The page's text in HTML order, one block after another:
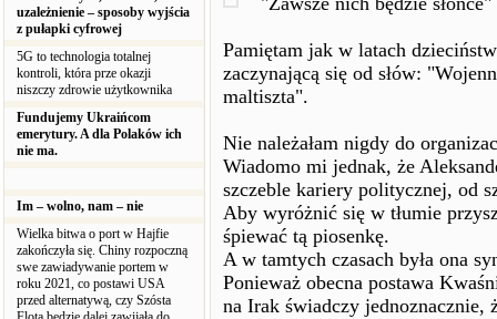
uzależnienie – sposoby wyjścia
z pułapki cyfrowej
5G to technologia totalnej
kontroli, która prze okazji
niszczy zdrowie użytkownika
Fundujemy Ukraińcom
emerytury. A dla Polaków ich
nie ma.
Im – wolno, nam – nie
Wielka bitwa o port w Hajfie
zakończyła się. Chiny rozpoczną
swe zawiadywanie portem w
roku 2021, co postawi USA
przed alternatywą, czy Szósta
Pamiętam jak w latach
zaczynającą się od słów:
maltiszta".
Nie należałam nigdy do
Wiadomo mi jednak, że
szczeble kariery politycznej, od
Aby wyróżnić się w tłumie
śpiewać tą piosenkę.
A w tamtych czasach była ona
Ponieważ obecna postawa
na Irak świadczy jednoznacznie,